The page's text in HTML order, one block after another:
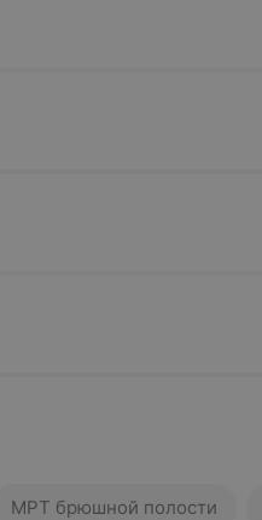
МРТ брюшной полости